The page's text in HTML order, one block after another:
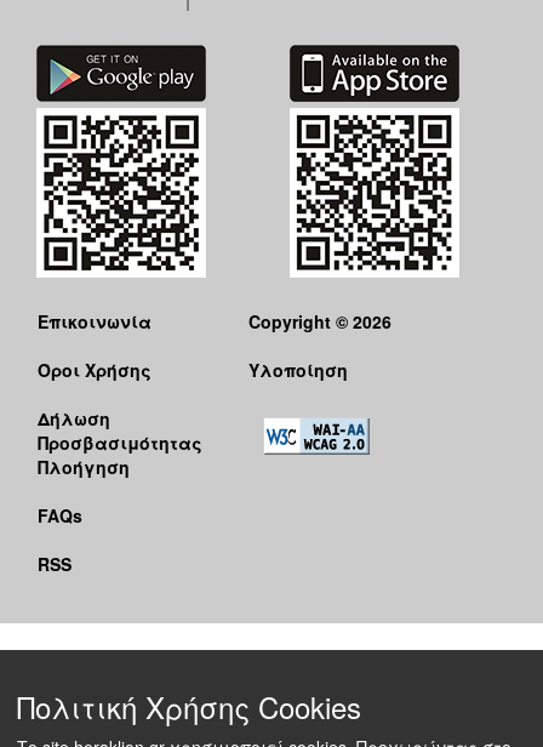
Επικοινωνία
Όροι Χρήσης
Δήλωση
Προσβασιμότητας
Πλοήγηση
FAQs
RSS
Copyright © 2026
Υλοποίηση
Πολιτική Χρήσης Cookies